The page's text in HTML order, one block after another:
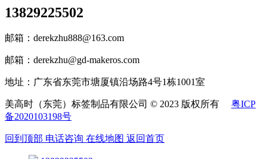
13829225502
邮箱：derekzhu888@163.com
邮箱：derekzhu@gd-makeros.com
地址：广东省东莞市塘厦镇沿场路4号1栋1001室
美高时（东莞）标签制品有限公司 © 2023 版权所有 粤ICP
备2020103198号
回到顶部 电话咨询 在线地图 返回首页